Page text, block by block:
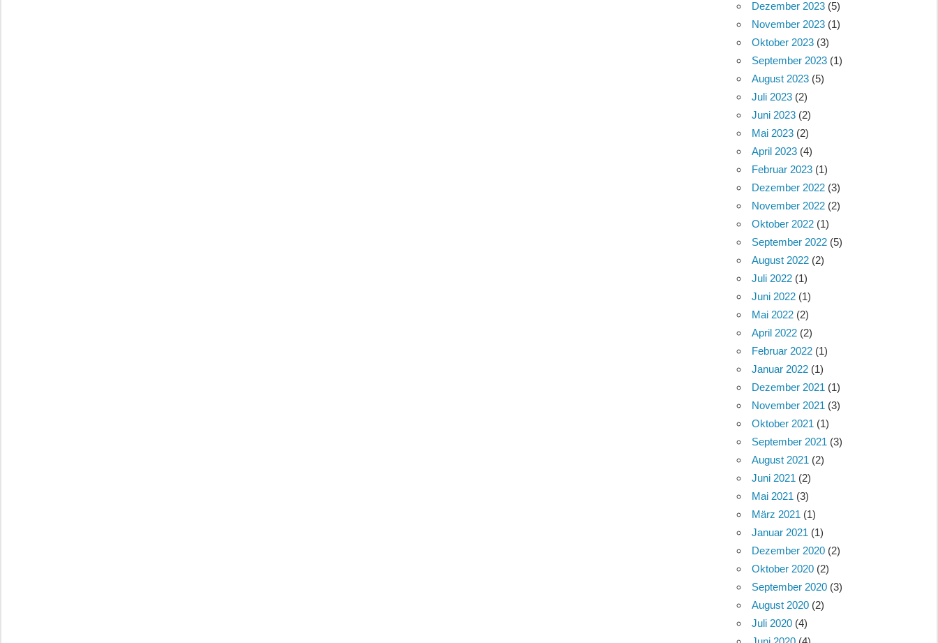
Dezember 2023 (5)
November 2023 (1)
Oktober 2023 (3)
September 2023 (1)
August 2023 (5)
Juli 2023 (2)
Juni 2023 (2)
Mai 2023 (2)
April 2023 (4)
Februar 2023 (1)
Dezember 2022 (3)
November 2022 (2)
Oktober 2022 (1)
September 2022 (5)
August 2022 (2)
Juli 2022 (1)
Juni 2022 (1)
Mai 2022 (2)
April 2022 (2)
Februar 2022 (1)
Januar 2022 (1)
Dezember 2021 (1)
November 2021 (3)
Oktober 2021 (1)
September 2021 (3)
August 2021 (2)
Juni 2021 (2)
Mai 2021 (3)
März 2021 (1)
Januar 2021 (1)
Dezember 2020 (2)
Oktober 2020 (2)
September 2020 (3)
August 2020 (2)
Juli 2020 (4)